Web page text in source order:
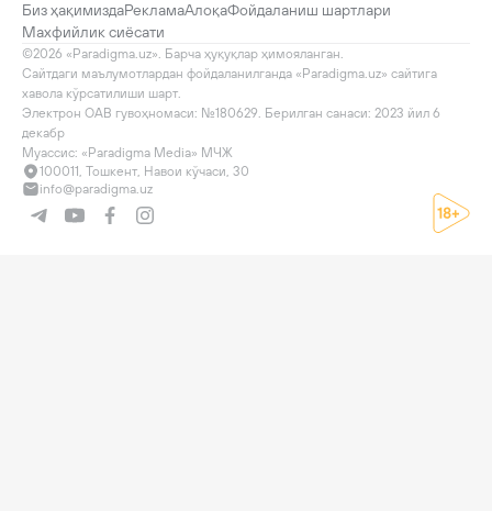
Биз ҳақимиздаРекламаАлоқаФойдаланиш шартлари
Махфийлик сиёсати
©2026 «Paradigma.uz». Барча ҳуқуқлар ҳимояланган.
Сайтдаги маълумотлардан фойдаланилганда «Paradigma.uz» сайтига
хавола кўрсатилиши шарт.
Электрон ОАВ гувоҳномаси: №180629. Берилган санаси: 2023 йил 6
декабр
Муассис: «Paradigma Media» МЧЖ
100011, Тошкент, Навои кўчаси, 30
info@paradigma.uz